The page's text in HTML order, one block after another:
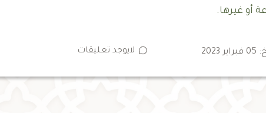
أو غيرها.
لايوجد تعليقات